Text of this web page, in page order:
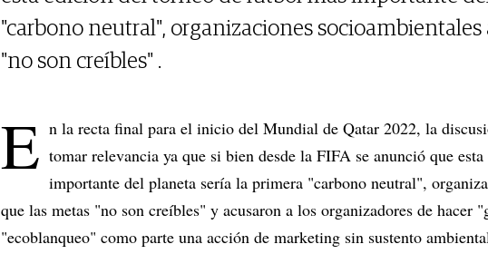
"carbono neutral", organizaciones
"no son creíbles" .
E n la recta final para el inicio del Mundial de Qatar 2022, la
tomar relevancia ya que si bien desde la FIFA se anunció que
importante del planeta sería la primera "carbono neutral",
que las metas "no son creíbles" y acusaron a los organizadores de hacer
"ecoblanqueo" como parte una acción de marketing sin sustento